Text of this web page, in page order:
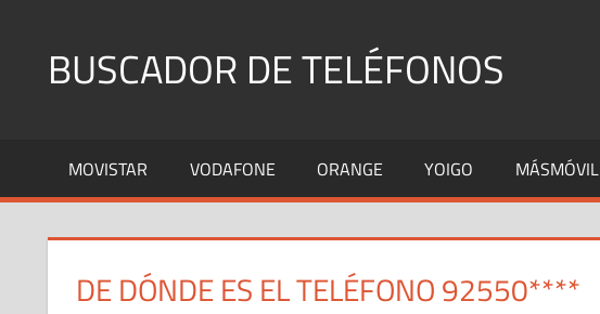
contenidoBUSCADOR DE TELÉFONOS
Fijos
y
MOVISTAR VODAFONE ORANGE YOIGO MÁSMÓVIL
DE DÓNDE ES EL TELÉFONO 92550****